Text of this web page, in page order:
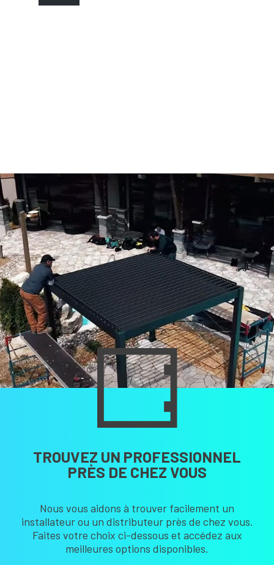
TROUVEZ UN PROFESSIONNEL
PRÈS DE CHEZ VOUS
Nous vous aidons à trouver facilement un
installateur ou un distributeur près de chez vous.
Faites votre choix ci-dessous et accédez aux
meilleures options disponibles.